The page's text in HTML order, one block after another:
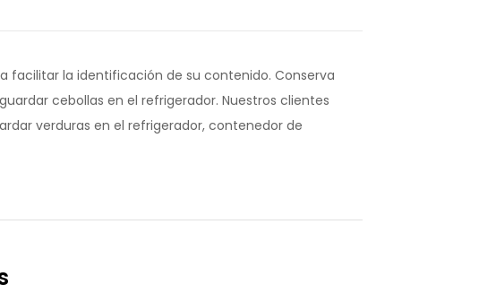
facilitar la identificación de su contenido. Conserva
cebollas en el refrigerador. Nuestros clientes
verduras en el refrigerador, contenedor de